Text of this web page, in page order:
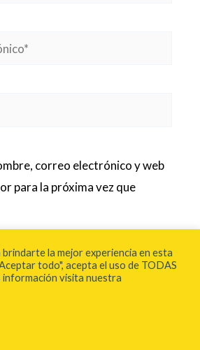
correo electrónico y web
para la próxima vez que
la mejor experiencia en esta
todo", acepta el uso de TODAS
información visita nuestra